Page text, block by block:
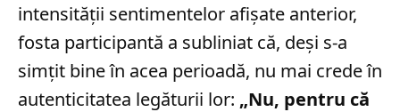
intensității sentimentelor afișate anterior,
fosta participantă a subliniat că, deși s-a
simțit bine în acea perioadă, nu mai crede în
autenticitatea legăturii lor: „Nu, pentru că